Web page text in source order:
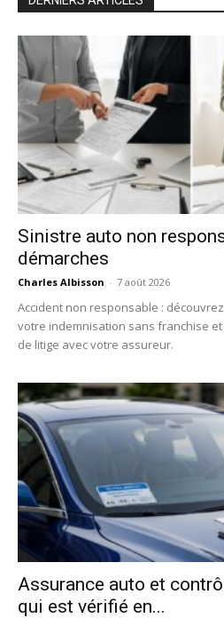
Sinistre auto non
démarches
Charles Albisson - 7 août 2026
Accident non responsable :
votre indemnisation sans franchise
de litige avec votre assureur.
Assurance auto et
qui est vérifié en...